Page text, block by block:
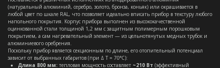
(натуральный алюминий, серебро, золото, бронза, коньяк) или окрашивается в
любой цвет по шкале RAL, что позволяет идеально вписать прибор в текстуру любого
напольного покрытия. Корпус прибора выполнен из высококачественной
оцинкованной стали толщиной 1,2 мм с защитным полимерным порошковым
покрытием, а сам нагревательный элемент — из цельнотянутых медных трубок и
алюминиевого оребрения.
Поскольку прибор является секционным по длине, его отопительный потенциал
зависит от выбранных габаритов (при Δ T = 70°C):
Длина 800 мм: тепловая мощность составляет ~210 Вт (эффективный